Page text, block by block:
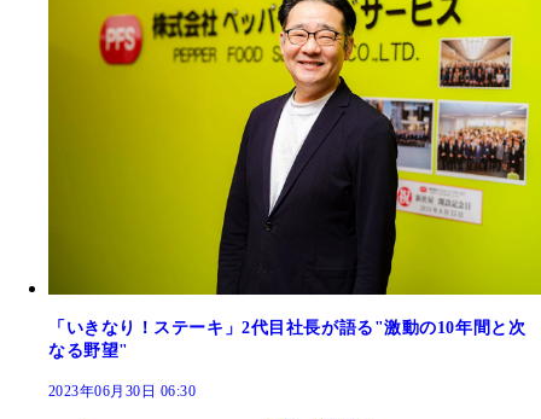
「いきなり！ステーキ」2代目社長が語る"激動の10年間と次
なる野望"
2023年06月30日 06:30